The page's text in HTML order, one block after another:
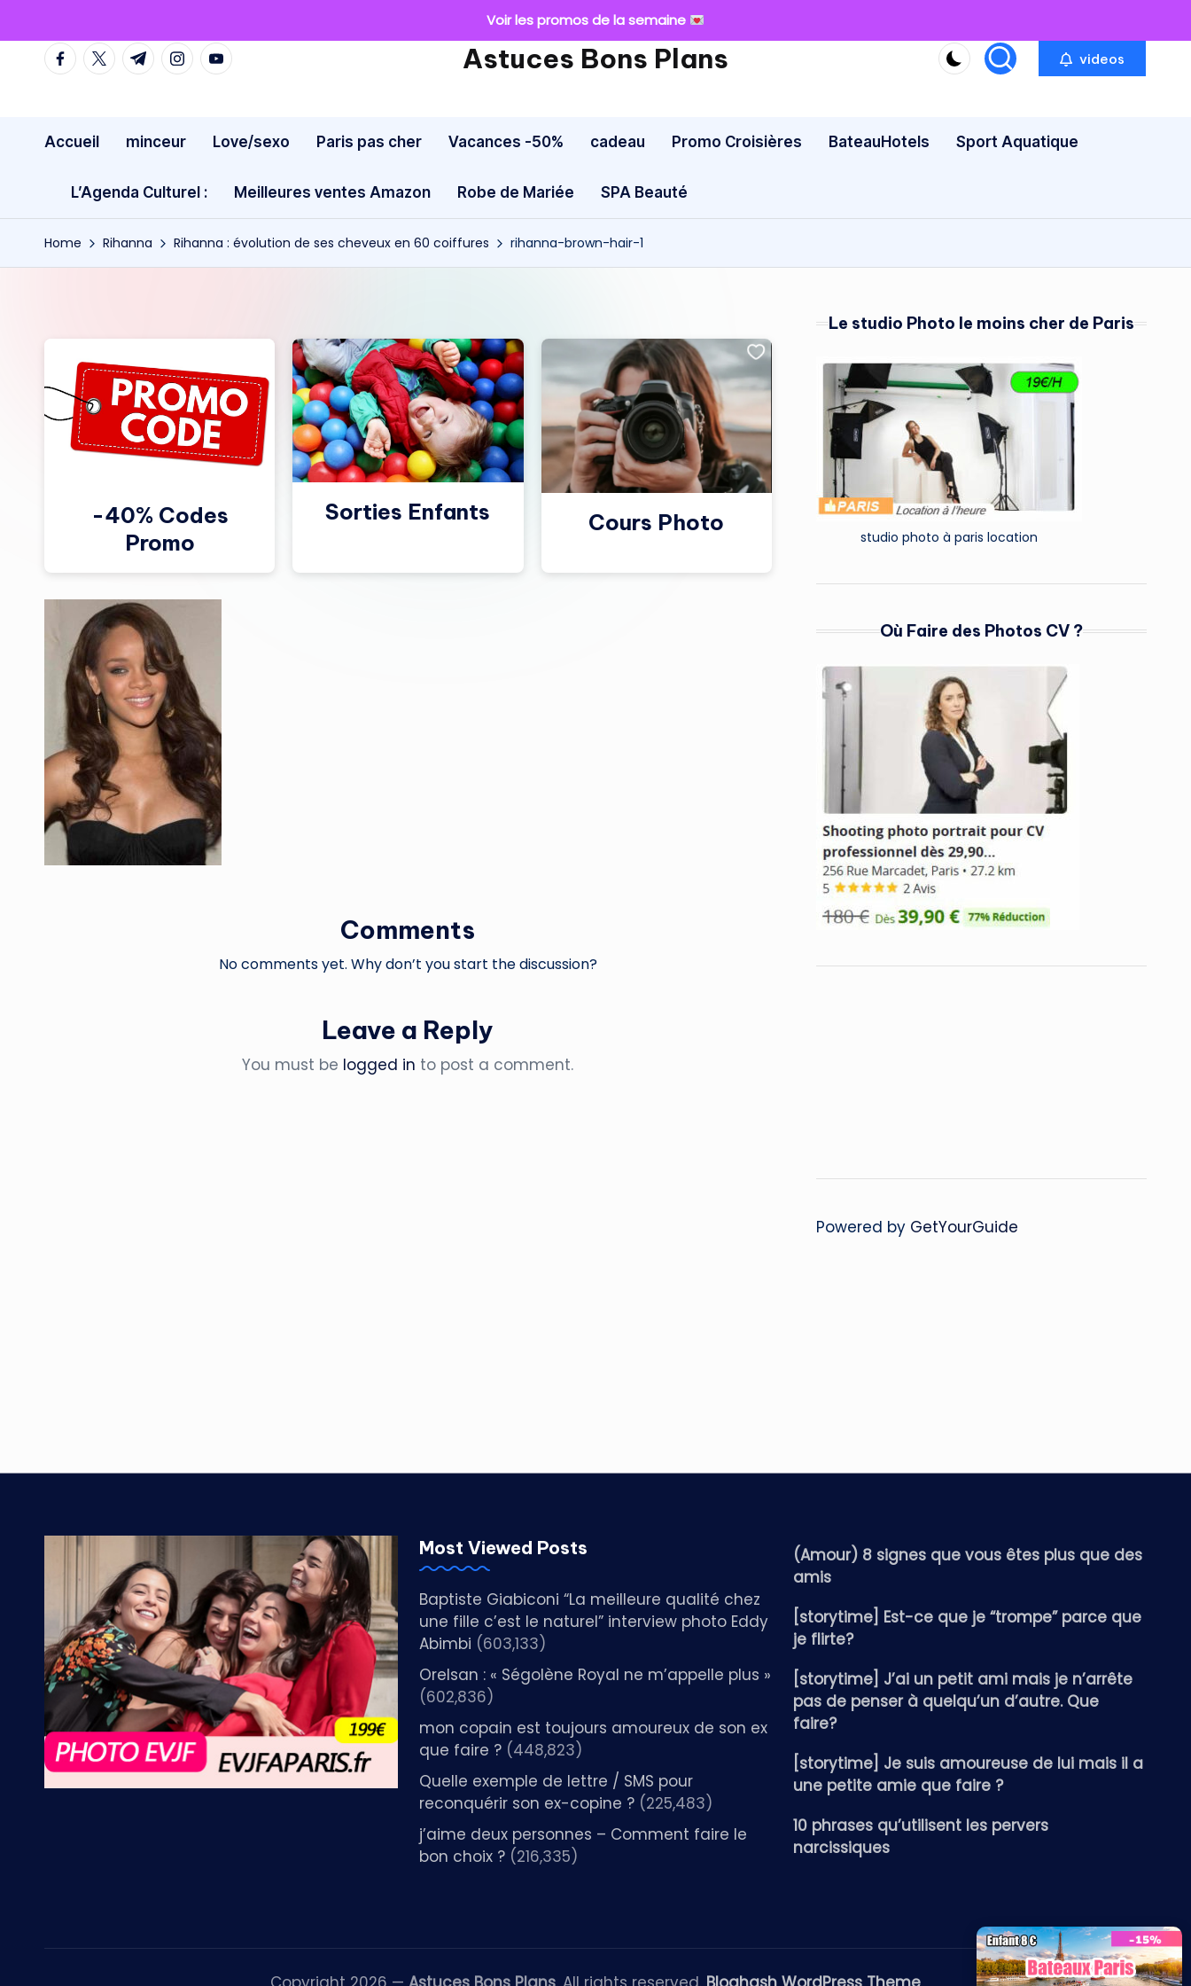
Skip
facebook.com
twitter.com
t.me instagram.com
youtube.com Astuces Bons Plans videos
Accueil minceur Love/sexo Paris pas cher Vacances -50% cadeau Promo Croisières BateauHotels Sport Aquatique
L’Agenda Culturel : Meilleures ventes Amazon Robe de Mariée SPA Beauté
Home Rihanna Rihanna : évolution de ses cheveux en 60 coiffures rihanna-brown-hair-1
-40% Codes
Promo
Sorties Enfants Cours Photo
Comments
No comments yet. Why don’t you start the discussion?
Leave a Reply
You must be logged in to post a comment.
Le studio Photo le moins cher de Paris
studio photo à paris location
Où Faire des Photos CV ?
Powered by GetYourGuide
Most Viewed Posts
Baptiste Giabiconi “La meilleure qualité chez
une fille c’est le naturel” interview photo Eddy
Abimbi (603,133)
Orelsan : « Ségolène Royal ne m’appelle plus »
(602,836)
mon copain est toujours amoureux de son ex
que faire ? (448,823)
Quelle exemple de lettre / SMS pour
reconquérir son ex-copine ? (225,483)
j’aime deux personnes – Comment faire le
bon choix ? (216,335)
(Amour) 8 signes que vous êtes plus que des
amis
[storytime] Est-ce que je “trompe” parce que
je flirte?
[storytime] J’ai un petit ami mais je n’arrête
pas de penser à quelqu’un d’autre. Que
faire?
[storytime] Je suis amoureuse de lui mais il a
une petite amie que faire ?
10 phrases qu’utilisent les pervers
narcissiques
Voir les promos de la semaine